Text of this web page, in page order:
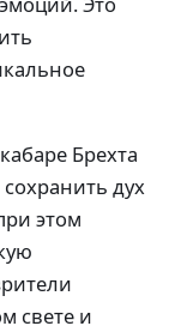
Брехта
дух
этом
свете и